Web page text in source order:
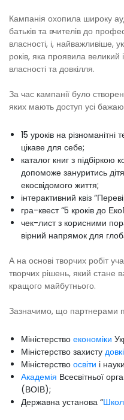
Кампанія охопила широку
батьків та вчителів до
власності, і, найважливіше,
років, яка проявила великий
власності та довкілля.
За час кампанії було
яких мають доступ усі
15 уроків на
цікаве для себе;
каталог книг з підбіркою
допоможе зануритись
екосвідомого життя;
інтерактивний квіз
гра-квест “5 кроків до
чек-лист з корисними
вірний напрямок для
А на основі творчих робіт
творчих рішень, який стане
кращого майбутнього.
Зазначимо, що партнерами
Міністерство економіки
Міністерство захисту
Міністерство освіти і
Академія Всесвітньої
(ВОІВ);
Державна установа “